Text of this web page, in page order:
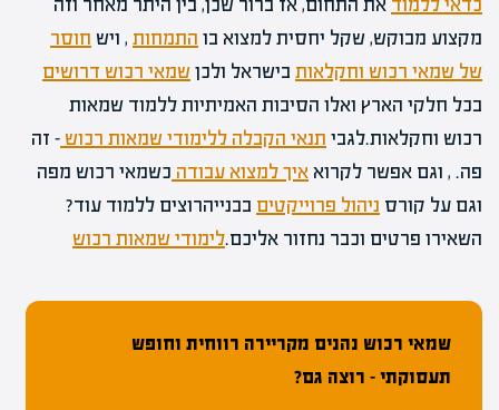
כדאי ללמוד את התחום, אז ברור שכן, בין היתר מאחר וזה
מקצוע מבוקש, שקל יחסית למצוא בו התמחות , ויש חוסר
של שמאי רכוש וחקלאות בישראל ולכןשמאי רכוש דרושים
בכל חלקי הארץ ואלו הסיבות האמיתיות ללמוד שמאות
רכוש וחקלאות.לגבי תנאי הקבלה ללימודי שמאות רכוש – זה
פה. , וגם אפשר לקרואאיך למצוא עבודה כשמאי רכוש מפה
וגם על קורס ניהול פרוייקטים בבנייהרוצים ללמוד עוד?
השאירו פרטים וכבר נחזור אליכם.לימודי שמאות רכוש
שמאי רכוש נהנים מקריירה רווחית וחופש
תעסוקתי – רוצה גם?